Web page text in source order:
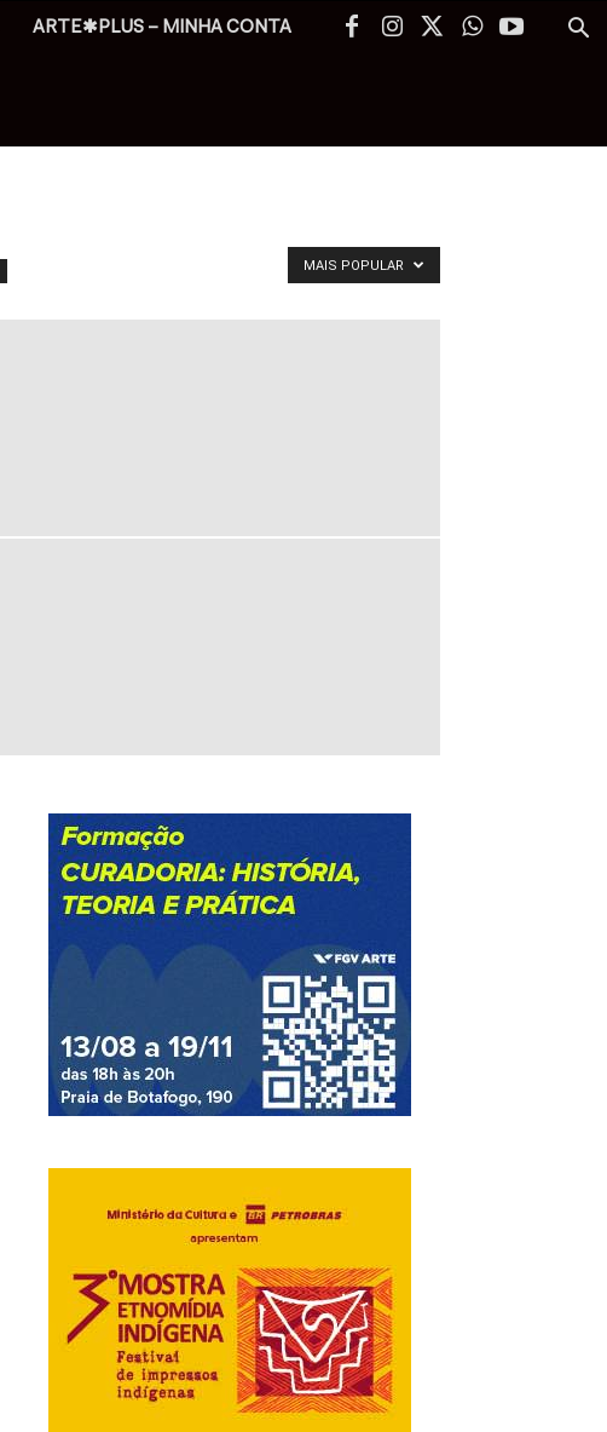
ARTE✱PLUS – MINHA CONTA
MAIS POPULAR